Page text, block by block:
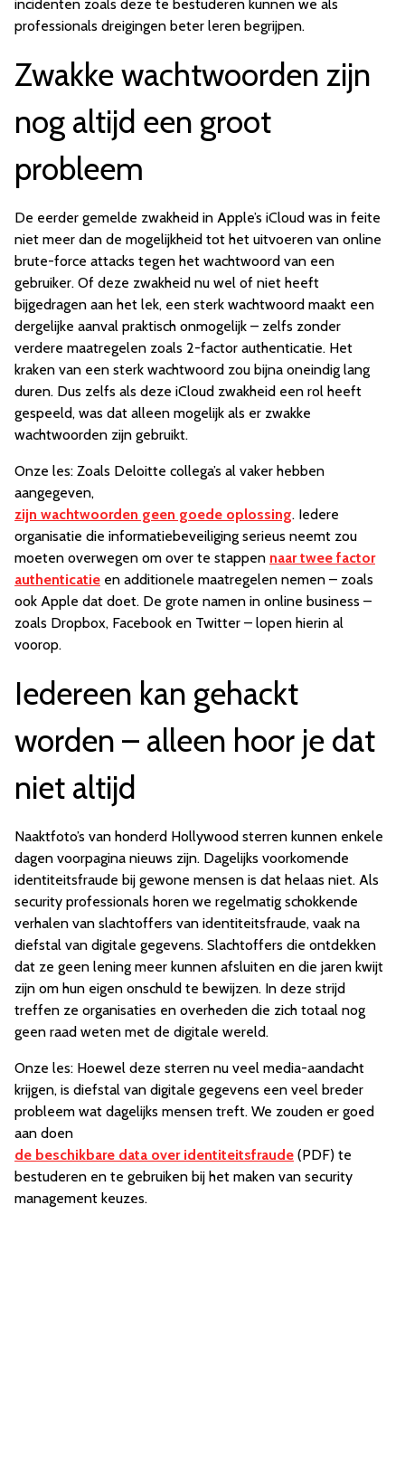
incidenten zoals deze te bestuderen kunnen we als
professionals dreigingen beter leren begrijpen.
Zwakke wachtwoorden zijn
nog altijd een groot
probleem
De eerder gemelde zwakheid in Apple’s iCloud was in feite
niet meer dan de mogelijkheid tot het uitvoeren van online
brute-force attacks tegen het wachtwoord van een
gebruiker. Of deze zwakheid nu wel of niet heeft
bijgedragen aan het lek, een sterk wachtwoord maakt een
dergelijke aanval praktisch onmogelijk – zelfs zonder
verdere maatregelen zoals 2-factor authenticatie. Het
kraken van een sterk wachtwoord zou bijna oneindig lang
duren. Dus zelfs als deze iCloud zwakheid een rol heeft
gespeeld, was dat alleen mogelijk als er zwakke
wachtwoorden zijn gebruikt.
Onze les: Zoals Deloitte collega’s al vaker hebben
aangegeven,
zijn wachtwoorden geen goede oplossing. Iedere
organisatie die informatiebeveiliging serieus neemt zou
moeten overwegen om over te stappen naar twee factor
authenticatie en additionele maatregelen nemen – zoals
ook Apple dat doet. De grote namen in online business –
zoals Dropbox, Facebook en Twitter – lopen hierin al
voorop.
Iedereen kan gehackt
worden – alleen hoor je dat
niet altijd
Naaktfoto’s van honderd Hollywood sterren kunnen enkele
dagen voorpagina nieuws zijn. Dagelijks voorkomende
identiteitsfraude bij gewone mensen is dat helaas niet. Als
security professionals horen we regelmatig schokkende
verhalen van slachtoffers van identiteitsfraude, vaak na
diefstal van digitale gegevens. Slachtoffers die ontdekken
dat ze geen lening meer kunnen afsluiten en die jaren kwijt
zijn om hun eigen onschuld te bewijzen. In deze strijd
treffen ze organisaties en overheden die zich totaal nog
geen raad weten met de digitale wereld.
Onze les: Hoewel deze sterren nu veel media-aandacht
krijgen, is diefstal van digitale gegevens een veel breder
probleem wat dagelijks mensen treft. We zouden er goed
aan doen
de beschikbare data over identiteitsfraude (PDF) te
bestuderen en te gebruiken bij het maken van security
management keuzes.